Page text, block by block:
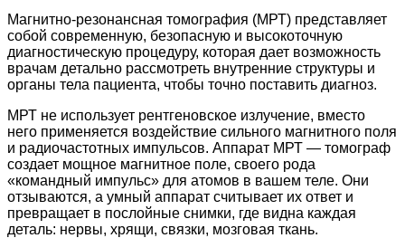
Магнитно-резонансная томография (МРТ) представляет
собой современную, безопасную и высокоточную
диагностическую процедуру, которая дает возможность
врачам детально рассмотреть внутренние структуры и
органы тела пациента, чтобы точно поставить диагноз.
МРТ не использует рентгеновское излучение, вместо
него применяется воздействие сильного магнитного поля
и радиочастотных импульсов. Аппарат МРТ — томограф
создает мощное магнитное поле, своего рода
«командный импульс» для атомов в вашем теле. Они
отзываются, а умный аппарат считывает их ответ и
превращает в послойные снимки, где видна каждая
деталь: нервы, хрящи, связки, мозговая ткань.